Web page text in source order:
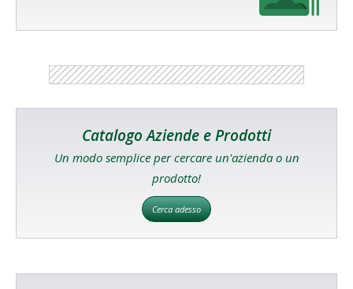
Catalogo Aziende e Prodotti
Un modo semplice per cercare un'azienda o un
prodotto!
Cerca adesso